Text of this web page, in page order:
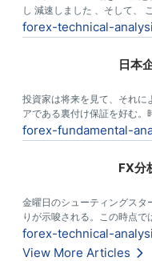
し 減速しました 、そして、
２週間 で 120 ハンドルで い
はおよそ 112で毎日の チャ
forex-technical-
日本
投資家は将来を見て、それに
アである裏付け保証を好む。
を考え出すまで、目先の広い
はビジネス意見の調査である
forex-fundamental-
FX分
金曜日のシューティングスタ
りが示唆される。この時点
がはるか0.8480水準以下に
益として短期取引には優れて
forex-technical-
View More Articles